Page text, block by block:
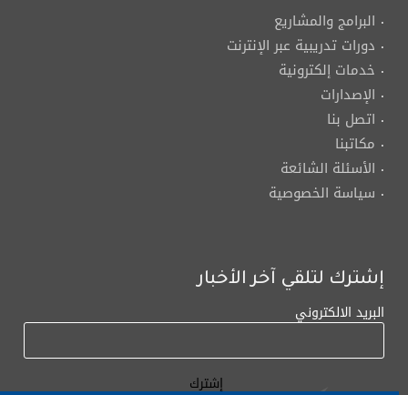
البرامج والمشاريع
دورات تدريبية عبر الإنترنت
خدمات إلكترونية
الإصدارات
اتصل بنا
مكاتبنا
الأسئلة الشائعة
سياسة الخصوصية
إشترك لتلقي آخر الأخبار
البريد الالكتروني